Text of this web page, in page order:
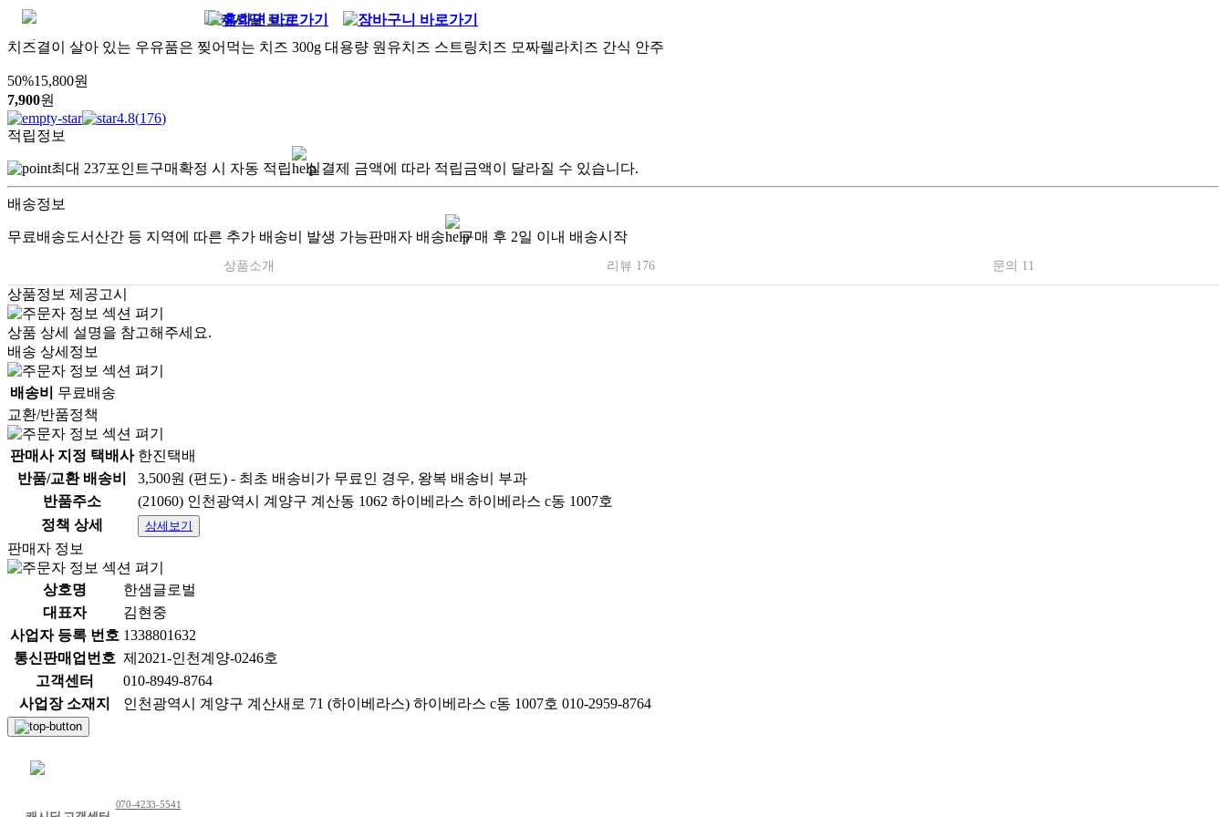
치즈결이 살아 있는 우유품은 찢어먹는 치즈 300g 대용량 원유치즈 스트링치즈 모짜렐라치즈 간식 안주
50%15,800원
7,900원
4.8(176)
적립정보
최대 237포인트구매확정 시 자동 적립 실결제 금액에 따라 적립금액이 달라질 수 있습니다.
배송정보
무료배송도서산간 등 지역에 따른 추가 배송비 발생 가능판매자 배송 구매 후 2일 이내 배송시작
상품소개 리뷰 176 문의 11
* 배송안내
- 배송 : 일반택배상품
- 배송비 : 무료배송 (도서 산간 지역은 추가 배송비가 발생될 수 있습니다.)
- 제주지역 : 3,000원 / 도서지역 : 6,000원
- 발주 마감 시간 : 평일 AM 11:00 (주말 및 공휴일 제외)
* 교환/반품 불가능 사유 (아래와 같은 경우 교환/반품이 불가능합니다.)
상품정보 제공고시
상품 상세 설명을 참고해주세요.
배송 상세정보
배송비
무료배송
교환/반품정책
판매사 지정 택배사 한진택배
반품/교환 배송비
3,500원 (편도) - 최초 배송비가 무료인 경우, 왕복 배송비 부과
반품주소
(21060) 인천광역시 계양구 계산동 1062 하이베라스 하이베라스 c동 1007호
정책 상세
상세보기
판매자 정보
상호명
한샘글로벌
대표자
김현중
사업자 등록 번호 1338801632
통신판매업번호 제2021-인천계양-0246호
고객센터
010-8949-8764
사업장 소재지
인천광역시 계양구 계산새로 71 (하이베라스) 하이베라스 c동 1007호 010-2959-8764
070-4233-5541